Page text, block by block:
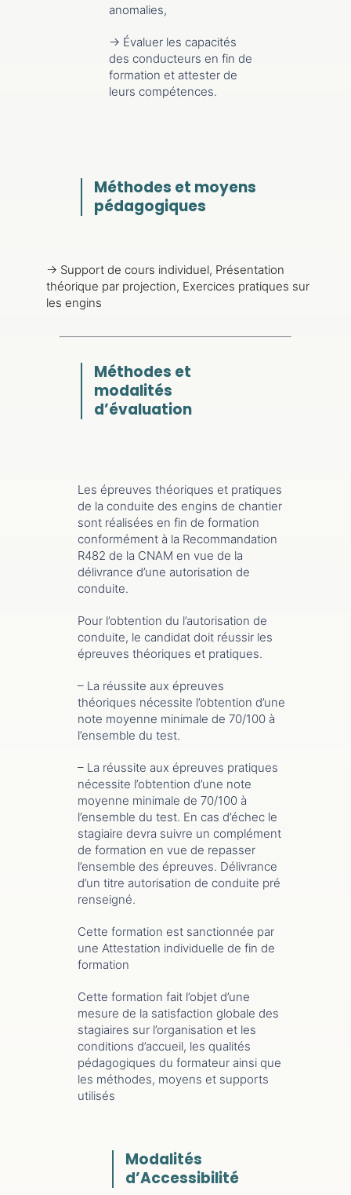
anomalies,
→ Évaluer les capacités
des conducteurs en fin de
formation et attester de
leurs compétences.
Méthodes et moyens
pédagogiques
→ Support de cours individuel, Présentation
théorique par projection, Exercices pratiques sur
les engins
Méthodes et
modalités
d’évaluation
Les épreuves théoriques et pratiques
de la conduite des engins de chantier
sont réalisées en fin de formation
conformément à la Recommandation
R482 de la CNAM en vue de la
délivrance d’une autorisation de
conduite.
Pour l’obtention du l’autorisation de
conduite, le candidat doit réussir les
épreuves théoriques et pratiques.
– La réussite aux épreuves
théoriques nécessite l’obtention d’une
note moyenne minimale de 70/100 à
l’ensemble du test.
– La réussite aux épreuves pratiques
nécessite l’obtention d’une note
moyenne minimale de 70/100 à
l’ensemble du test. En cas d’échec le
stagiaire devra suivre un complément
de formation en vue de repasser
l’ensemble des épreuves. Délivrance
d’un titre autorisation de conduite pré
renseigné.
Cette formation est sanctionnée par
une Attestation individuelle de fin de
formation
Cette formation fait l’objet d’une
mesure de la satisfaction globale des
stagiaires sur l’organisation et les
conditions d’accueil, les qualités
pédagogiques du formateur ainsi que
les méthodes, moyens et supports
utilisés
Modalités
d’Accessibilité